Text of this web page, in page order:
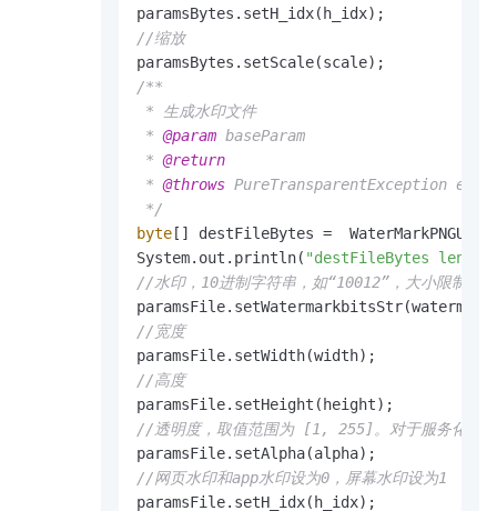
//缩放
/**
* 生成水印文件
* @param baseParam
* @return
* @throws PureTransparentException
*/
byte [] destFileBytes =
System.out.println( "destFileBytes len "
//水印，10进制字符串，如“10012”，大小限制根
//宽度
//高度
//透明度，取值范围为 [1, 255]。对于服务化场景
//网页水印和app水印设为0，屏幕水印设为1